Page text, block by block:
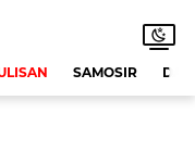
SAMOSIR